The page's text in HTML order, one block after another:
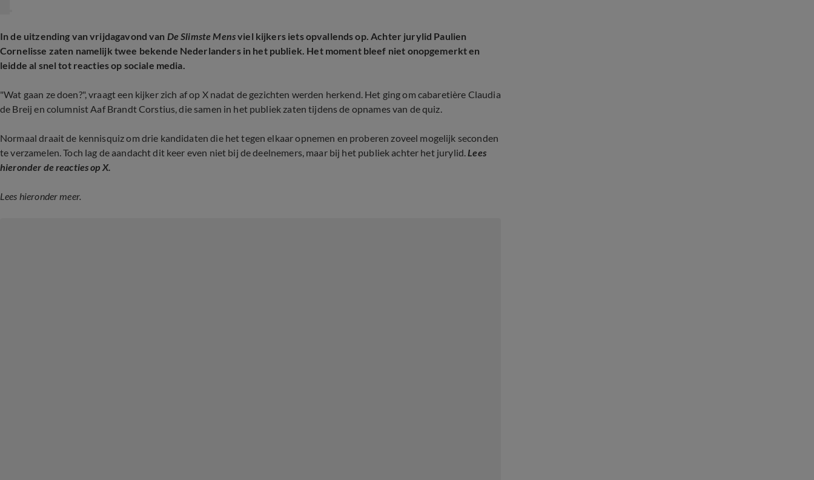
In de uitzending van vrijdagavond van De Slimste Mensviel kijkers iets opvallends op. Achter jurylid Paulien
Cornelisse zaten namelijk twee bekende Nederlanders in het publiek. Het moment bleef niet onopgemerkt en
leidde al snel tot reacties op sociale media.
"Wat gaan ze doen?", vraagt een kijker zich af op X nadat de gezichten werden herkend. Het ging om cabaretière Claudia
de Breij en columnist Aaf Brandt Corstius, die samen in het publiek zaten tijdens de opnames van de quiz.
Normaal draait de kennisquiz om drie kandidaten die het tegen elkaar opnemen en proberen zoveel mogelijk seconden
te verzamelen. Toch lag de aandacht dit keer even niet bij de deelnemers, maar bij het publiek achter het jurylid.Lees
hieronder de reacties op X.
Lees hieronder meer.